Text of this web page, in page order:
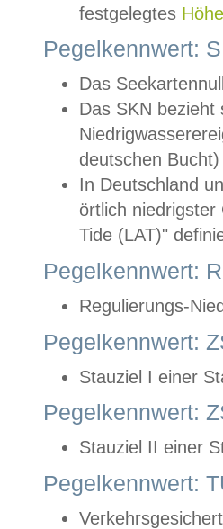
festgelegtes
Pegelkennwert:
Das
Das SKN
deutschen
In Deutschland
örtlich
Tide (LAT)"
Pegelkennwert:
Regulierungs-
Pegelkennwert:
Stauziel I einer
Pegelkennwert:
Stauziel II einer
Pegelkennwert: